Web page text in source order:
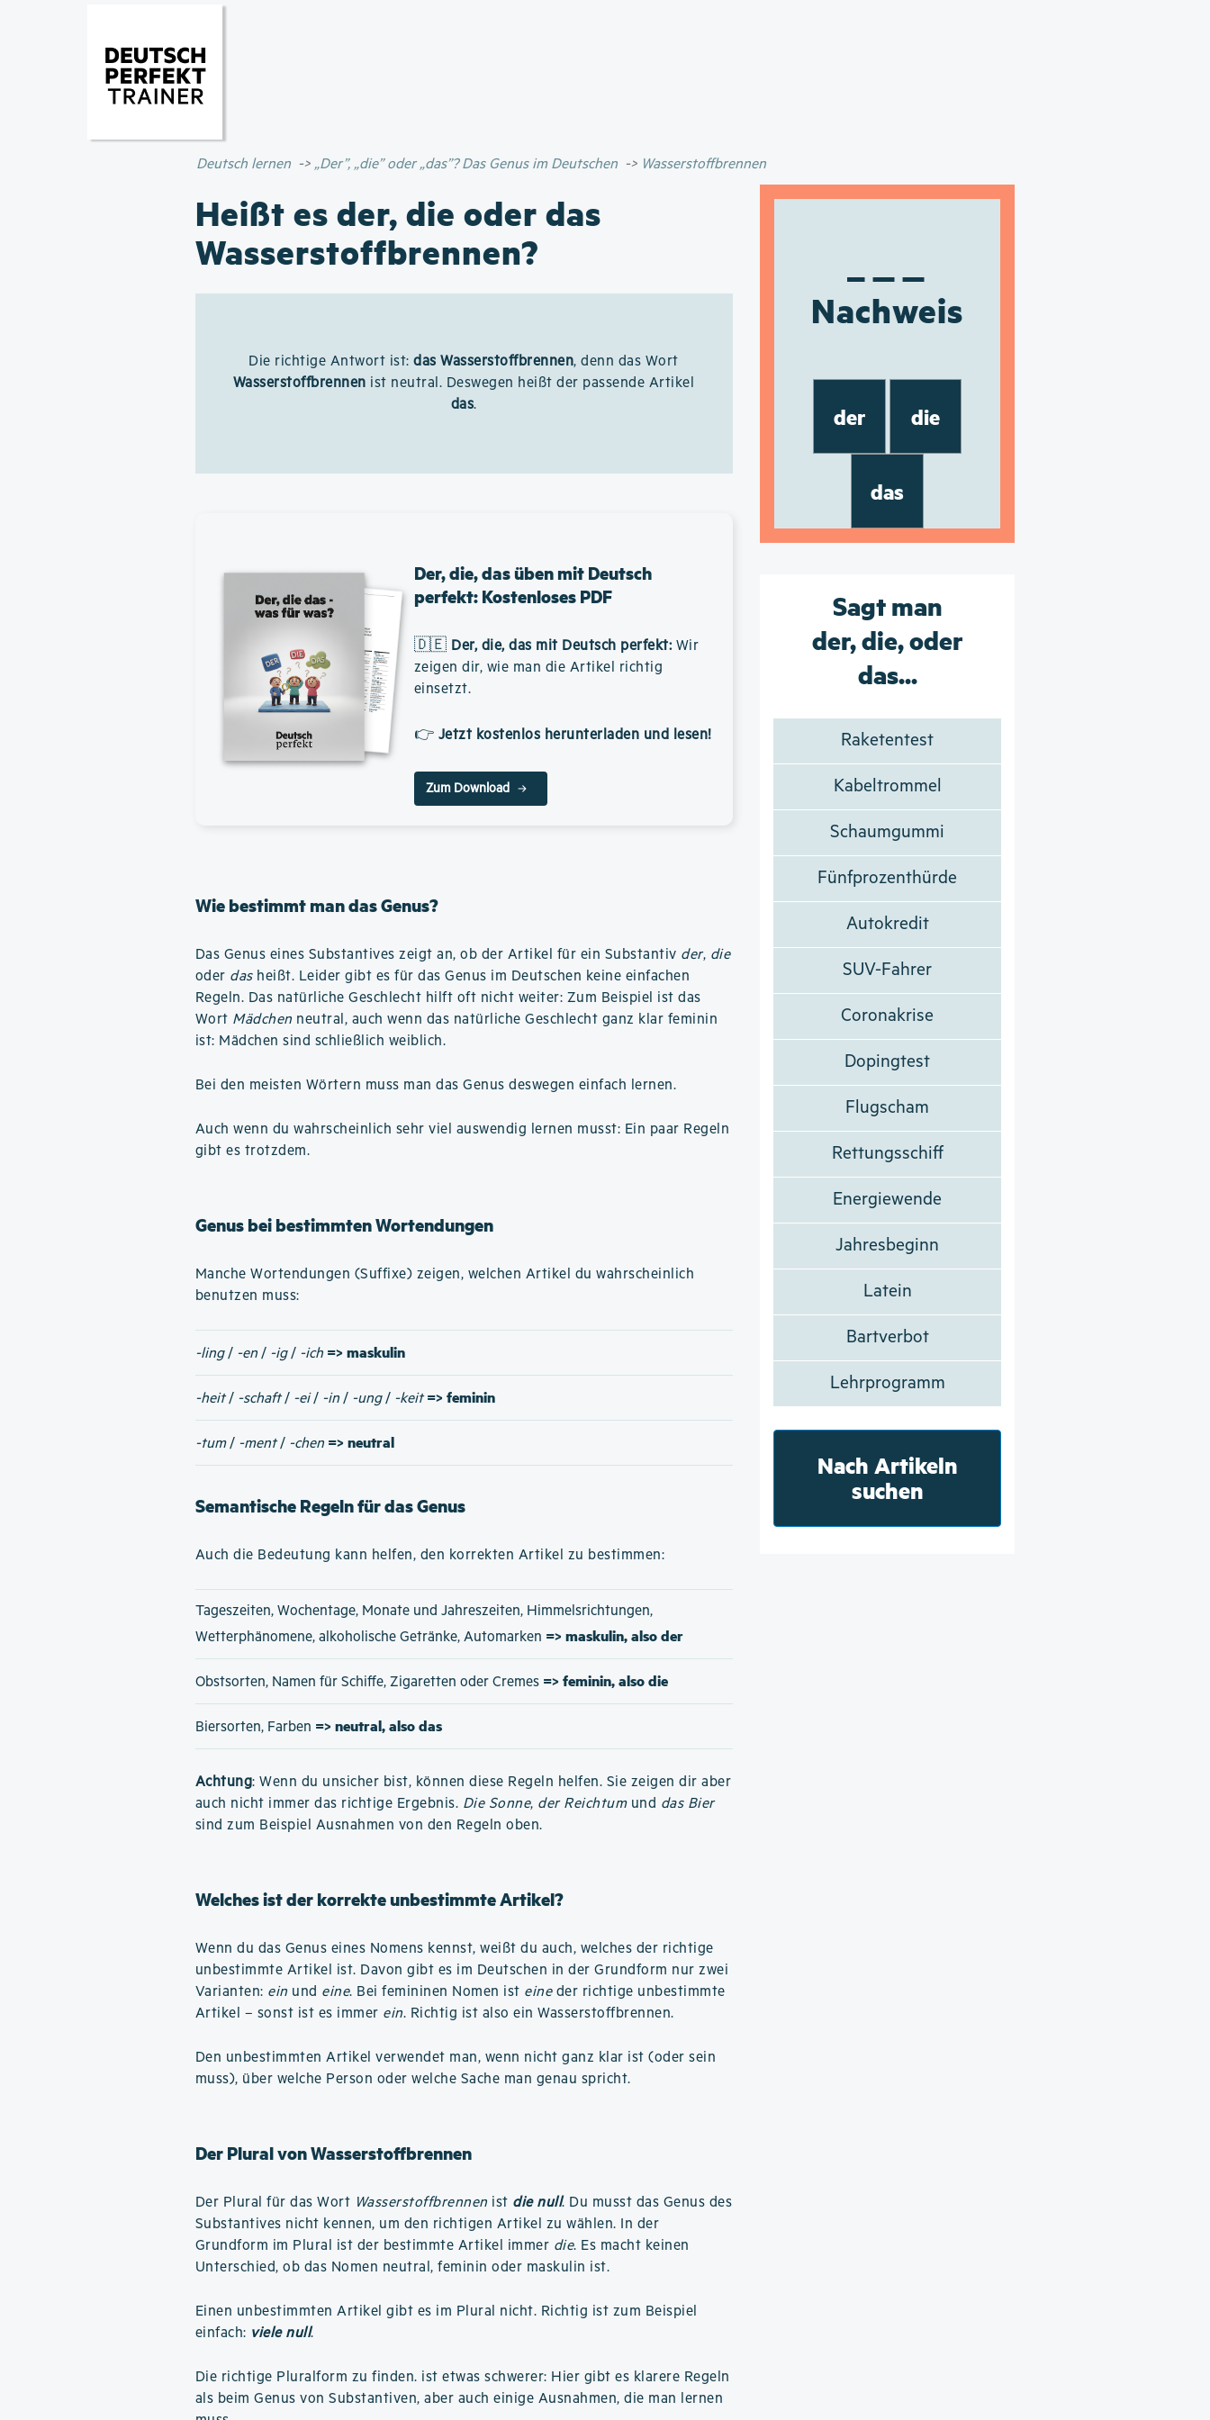
Deutsch lernen „Der”, „die” oder „das”? Das Genus im Deutschen Wasserstoffbrennen
Heißt es der, die oder das
Wasserstoffbrennen?
Die richtige Antwort ist:das Wasserstoffbrennen, denn das Wort
Wasserstoffbrennen ist neutral. Deswegen heißt der passende Artikel
das.
Der, die, das üben mit Deutsch
perfekt: Kostenloses PDF
🇩🇪 Der, die, das mit Deutsch perfekt: Wir
zeigen dir, wie man die Artikel richtig
einsetzt.
👉 Jetzt kostenlos herunterladen und lesen!
Zum Download
Wie bestimmt man das Genus?
Das Genus eines Substantives zeigt an, ob der Artikel für ein Substantiv der, die
oder dasheißt. Leider gibt es für das Genus im Deutschen keine einfachen
Regeln. Das natürliche Geschlecht hilft oft nicht weiter: Zum Beispiel ist das
Wort Mädchen neutral, auch wenn das natürliche Geschlecht ganz klar feminin
ist: Mädchen sind schließlich weiblich.
Bei den meisten Wörtern muss man das Genus deswegen einfach lernen.
Auch wenn du wahrscheinlich sehr viel auswendig lernen musst: Ein paar Regeln
gibt es trotzdem.
Genus bei bestimmten Wortendungen
Manche Wortendungen (Suffixe) zeigen, welchen Artikel du wahrscheinlich
benutzen muss:
-ling/ -en/ -ig/ -ich => maskulin
-heit/ -schaft/ -ei/ -in/ -ung/ -keit => feminin
-tum/ -ment/ -chen => neutral
Semantische Regeln für das Genus
Auch die Bedeutung kann helfen, den korrekten Artikel zu bestimmen:
Tageszeiten, Wochentage, Monate und Jahreszeiten, Himmelsrichtungen,
Wetterphänomene, alkoholische Getränke, Automarken => maskulin, also der
Obstsorten, Namen für Schiffe, Zigaretten oder Cremes => feminin, also die
Biersorten, Farben => neutral, also das
Achtung: Wenn du unsicher bist, können diese Regeln helfen. Sie zeigen dir aber
auch nicht immer das richtige Ergebnis. Die Sonne, der Reichtumund das Bier
sind zum Beispiel Ausnahmen von den Regeln oben.
Welches ist der korrekte unbestimmte Artikel?
Wenn du das Genus eines Nomens kennst, weißt du auch, welches der richtige
unbestimmte Artikel ist. Davon gibt es im Deutschen in der Grundform nur zwei
Varianten: ein und eine. Bei femininen Nomen ist eineder richtige unbestimmte
Artikel – sonst ist es immer ein. Richtig ist also ein Wasserstoffbrennen.
Den unbestimmten Artikel verwendet man, wenn nicht ganz klar ist (oder sein
muss), über welche Person oder welche Sache man genau spricht.
Der Plural von Wasserstoffbrennen
Der Plural für das Wort Wasserstoffbrennen ist die null. Du musst das Genus des
Substantives nicht kennen, um den richtigen Artikel zu wählen. In der
Grundform im Plural ist der bestimmte Artikel immer die. Es macht keinen
Unterschied, ob das Nomen neutral, feminin oder maskulin ist.
Einen unbestimmten Artikel gibt es im Plural nicht. Richtig ist zum Beispiel
einfach: viele null.
Die richtige Pluralform zu finden. ist etwas schwerer: Hier gibt es klarere Regeln
als beim Genus von Substantiven, aber auch einige Ausnahmen, die man lernen
Nachweis
der die
das
Sagt man
der, die, oder
das...
Raketentest
Kabeltrommel
Schaumgummi
Fünfprozenthürde
Autokredit
SUV-Fahrer
Coronakrise
Dopingtest
Flugscham
Rettungsschiff
Energiewende
Jahresbeginn
Latein
Bartverbot
Lehrprogramm
Nach Artikeln
suchen